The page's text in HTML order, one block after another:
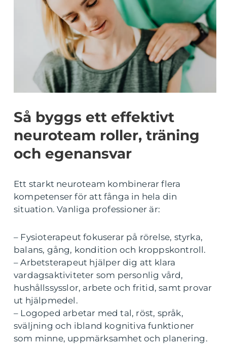
Så byggs ett effektivt
neuroteam roller, träning
och egenansvar
Ett starkt neuroteam kombinerar flera
kompetenser för att fånga in hela din
situation. Vanliga professioner är:
– Fysioterapeut fokuserar på rörelse, styrka,
balans, gång, kondition och kroppskontroll.
– Arbetsterapeut hjälper dig att klara
vardagsaktiviteter som personlig vård,
hushållssysslor, arbete och fritid, samt provar
ut hjälpmedel.
– Logoped arbetar med tal, röst, språk,
sväljning och ibland kognitiva funktioner
som minne, uppmärksamhet och planering.